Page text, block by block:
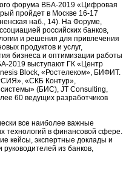
форума ВБА-2019 «Цифровая
пройдет в Москве 16-17
наб., 14). На Форуме,
российских банков,
и решения для привлечения
продуктов и услуг,
бизнеса и оптимизации работы
2019 выступают ГК «Центр
Block, «Ростелеком», БИФИТ.
«СКБ Контур»,
(БИС), JT Consulting,
60 ведущих разработчиков
все наиболее важные
технологий в финансовой сфере.
кейсы, экспертные доклады и
из банков,